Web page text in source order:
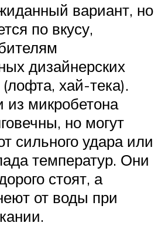
вариант, но
по вкусу,
дизайнерских
хай-тека).
микробетона
но могут
сильного удара или
температур. Они
стоят, а
от воды при